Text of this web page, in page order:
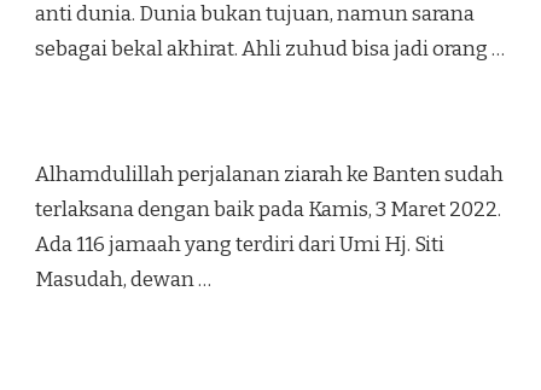
anti dunia. Dunia bukan tujuan, namun sarana
sebagai bekal akhirat. Ahli zuhud bisa jadi orang …
Alhamdulillah perjalanan ziarah ke Banten sudah
terlaksana dengan baik pada Kamis, 3 Maret 2022.
Ada 116 jamaah yang terdiri dari Umi Hj. Siti
Masudah, dewan …